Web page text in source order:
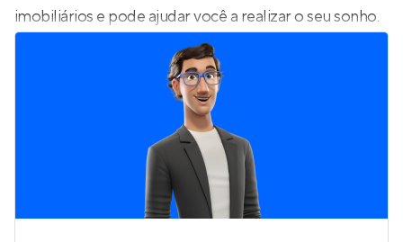
imobiliários e pode ajudar você a realizar o seu sonho.